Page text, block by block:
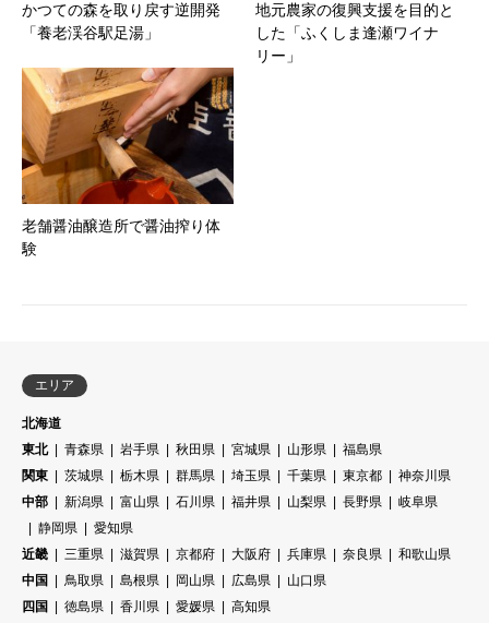
かつての森を取り戻す逆開発
「養老渓谷駅足湯」
地元農家の復興支援を目的と
した「ふくしま逢瀬ワイナ
リー」
老舗醤油醸造所で醤油搾り体
験
エリア
北海道
東北
青森県 岩手県 秋田県 宮城県 山形県
福島県
関東
茨城県 栃木県 群馬県 埼玉県 千葉県 東京都
神奈川県
中部
新潟県 富山県 石川県 福井県 山梨県 長野県
岐阜県
静岡県
愛知県
近畿
三重県 滋賀県 京都府 大阪府 兵庫県 奈良県
和歌山県
中国
鳥取県 島根県 岡山県 広島県
山口県
四国
徳島県 香川県 愛媛県
高知県